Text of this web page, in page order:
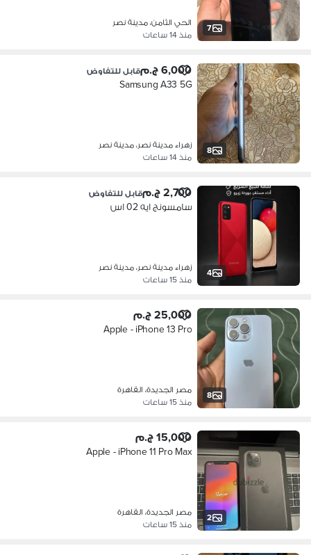
7
الحي الثامن، مدينة نصر
منذ 14 ساعات
8
6,000 ج.م قابل للتفاوض
Samsung A33 5G
زهراء مدينة نصر، مدينة نصر
منذ 14 ساعات
4
2,700 ج.م قابل للتفاوض
سامسونج ايه 02 اس
زهراء مدينة نصر، مدينة نصر
منذ 15 ساعات
8
25,000 ج.م
Apple - iPhone 13 Pro
مصر الجديدة، القاهرة
منذ 15 ساعات
2
15,000 ج.م
Apple - iPhone 11 Pro Max
مصر الجديدة، القاهرة
منذ 15 ساعات